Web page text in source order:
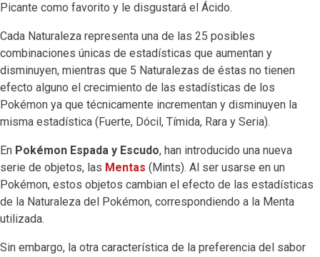
Picante como favorito y le disgustará el Ácido.
Cada Naturaleza representa una de las 25 posibles
combinaciones únicas de estadísticas que aumentan y
disminuyen, mientras que 5 Naturalezas de éstas no tienen
efecto alguno el crecimiento de las estadísticas de los
Pokémon ya que técnicamente incrementan y disminuyen la
misma estadística (Fuerte, Dócil, Tímida, Rara y Seria).
En Pokémon Espada y Escudo, han introducido una nueva
serie de objetos, las Mentas (Mints). Al ser usarse en un
Pokémon, estos objetos cambian el efecto de las estadísticas
de la Naturaleza del Pokémon, correspondiendo a la Menta
utilizada.
Sin embargo, la otra característica de la preferencia del sabor